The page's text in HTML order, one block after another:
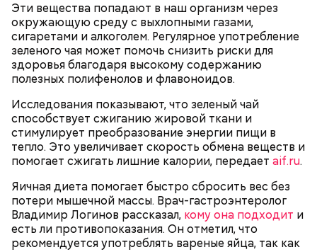
Эти вещества попадают в наш организм через
окружающую среду с выхлопными газами,
сигаретами и алкоголем. Регулярное употребление
зеленого чая может помочь снизить риски для
здоровья благодаря высокому содержанию
полезных полифенолов и флавоноидов.
Исследования показывают, что зеленый чай
способствует сжиганию жировой ткани и
стимулирует преобразование энергии пищи в
тепло. Это увеличивает скорость обмена веществ и
помогает сжигать лишние калории, передает aif.ru.
Яичная диета помогает быстро сбросить вес без
потери мышечной массы. Врач-гастроэнтеролог
Владимир Логинов рассказал, кому она подходит и
есть ли противопоказания. Он отметил, что
рекомендуется употреблять вареные яйца, так как
Однако диетолог предупредила: не для всех дыня
может быть полезна. В первую очередь ее стоит
есть с осторожностью людям:
Вовсю идет и сезон черешни. «Вечерняя Москва»
узнала у врача — эндокринолога-диетолога
Натальи Лазуренко,как правильно есть эту ягодус